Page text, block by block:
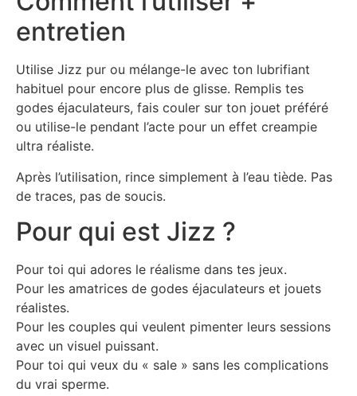
entretien
Utilise Jizz pur ou mélange-le avec ton lubrifiant
habituel pour encore plus de glisse. Remplis tes
godes éjaculateurs, fais couler sur ton jouet préféré
ou utilise-le pendant l’acte pour un effet creampie
ultra réaliste.
Après l’utilisation, rince simplement à l’eau tiède. Pas
de traces, pas de soucis.
Pour qui est Jizz ?
Pour toi qui adores le réalisme dans tes jeux.
Pour les amatrices de godes éjaculateurs et jouets
réalistes.
Pour les couples qui veulent pimenter leurs sessions
avec un visuel puissant.
Pour toi qui veux du « sale » sans les complications
du vrai sperme.